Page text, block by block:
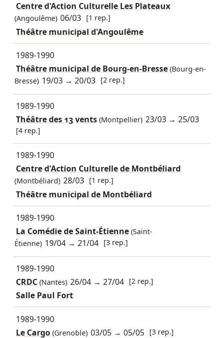
Centre d'Action Culturelle Les Plateaux
(Angoulême) 06/03 [1 rep.]
Théâtre municipal d'Angoulême
1989-1990
Théâtre municipal de Bourg-en-Bresse(Bourg-en-
Bresse) 19/03 →20/03 [2 rep.]
1989-1990
Théâtre des 13 vents(Montpellier) 23/03 →25/03
[4 rep.]
1989-1990
Centre d'Action Culturelle de Montbéliard
(Montbéliard) 28/03 [1 rep.]
Théâtre municipal de Montbéliard
1989-1990
La Comédie de Saint-Étienne(Saint-
Étienne) 19/04 →21/04 [3 rep.]
1989-1990
CRDC(Nantes) 26/04 →27/04 [2 rep.]
Salle Paul Fort
1989-1990
Le Cargo(Grenoble) 03/05 →05/05 [3 rep.]